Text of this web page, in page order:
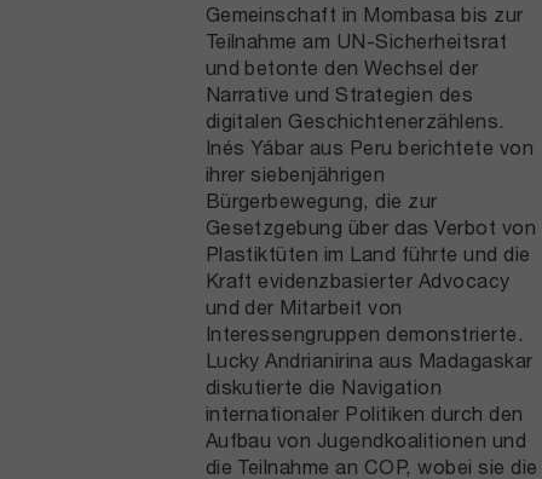
Gemeinschaft in Mombasa bis zur
Teilnahme am UN-Sicherheitsrat
und betonte den Wechsel der
Narrative und Strategien des
digitalen Geschichtenerzählens.
Inés Yábar aus Peru berichtete von
ihrer siebenjährigen
Bürgerbewegung, die zur
Gesetzgebung über das Verbot von
Plastiktüten im Land führte und die
Kraft evidenzbasierter Advocacy
und der Mitarbeit von
Interessengruppen demonstrierte.
Lucky Andrianirina aus Madagaskar
diskutierte die Navigation
internationaler Politiken durch den
Aufbau von Jugendkoalitionen und
die Teilnahme an COP, wobei sie die